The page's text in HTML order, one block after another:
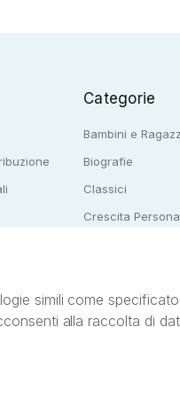
Categorie
Bambini e
Biografie
Classici
Crescita
e P.IVA 05338720963.
simili come
alla raccolta di